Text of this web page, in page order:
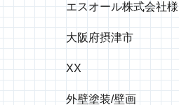
エスオール株式会社様
大阪府摂津市
XX
外壁塗装/壁画